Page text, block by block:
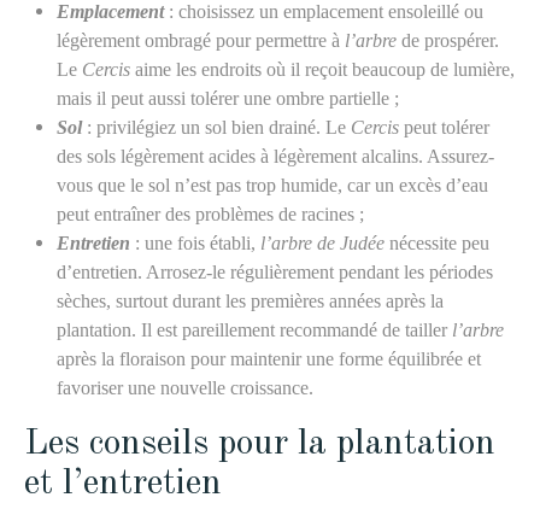
Emplacement: choisissez un emplacement ensoleillé ou
légèrement ombragé pour permettre à l’arbre de prospérer.
Le Cercis aime les endroits où il reçoit beaucoup de lumière,
mais il peut aussi tolérer une ombre partielle ;
Sol: privilégiez un sol bien drainé. Le Cercis peut tolérer
des sols légèrement acides à légèrement alcalins. Assurez-
vous que le sol n’est pas trop humide, car un excès d’eau
peut entraîner des problèmes de racines ;
Entretien : une fois établi, l’arbre de Judée nécessite peu
d’entretien. Arrosez-le régulièrement pendant les périodes
sèches, surtout durant les premières années après la
plantation. Il est pareillement recommandé de tailler l’arbre
après la floraison pour maintenir une forme équilibrée et
favoriser une nouvelle croissance.
Les conseils pour la plantation
et l’entretien